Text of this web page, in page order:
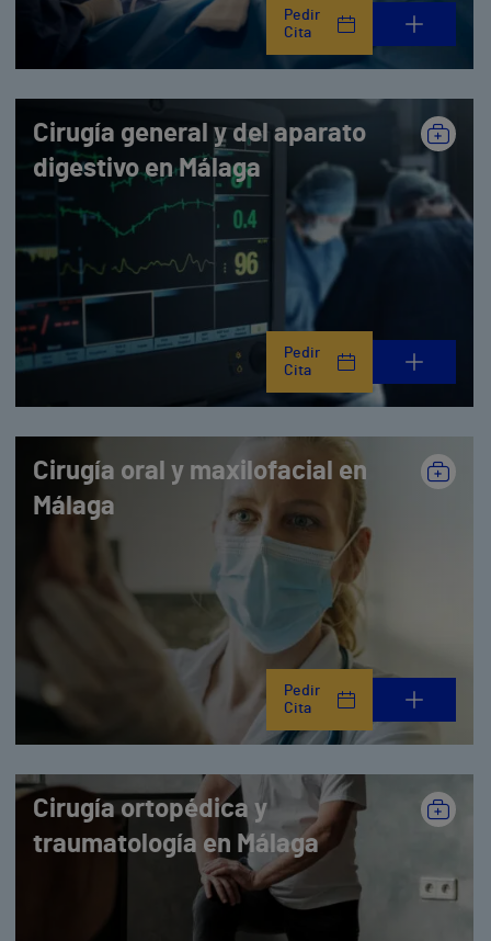
Pedir
Cita
Cirugía general y del aparato
digestivo en Málaga
Pedir
Cita
Cirugía oral y maxilofacial en
Málaga
Pedir
Cita
Cirugía ortopédica y
traumatología en Málaga